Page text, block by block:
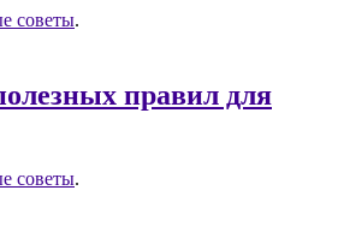
советы.
правил для
советы.